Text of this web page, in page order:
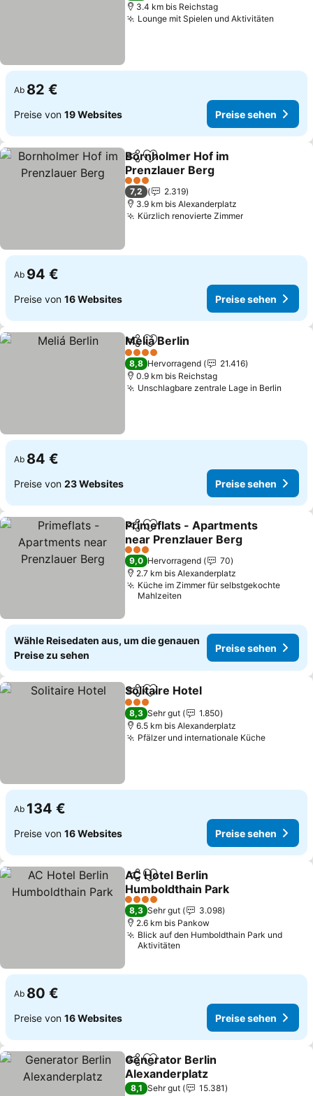
3.4 km bis Reichstag
Lounge mit Spielen und Aktivitäten
Ab 82 €
Preise von 19 Websites Preise sehen
TeilenZu Favoriten hinzufügen
Bornholmer Hof im
Prenzlauer Berg
3 Sterne
7,2
2.319
3.9 km bis Alexanderplatz
Kürzlich renovierte Zimmer
Ab 94 €
Preise von 16 Websites Preise sehen
TeilenZu Favoriten hinzufügen
Meliá Berlin
4 Sterne
8,8 Hervorragend
21.416
0.9 km bis Reichstag
Unschlagbare zentrale Lage in Berlin
Ab 84 €
Preise von 23 Websites Preise sehen
TeilenZu Favoriten hinzufügen
Primeflats - Apartments
near Prenzlauer Berg
3 Sterne
9,0 Hervorragend
70
2.7 km bis Alexanderplatz
Küche im Zimmer für selbstgekochte
Mahlzeiten
Wähle Reisedaten aus, um die genauen
Preise zu sehen
Preise sehen
TeilenZu Favoriten hinzufügen
Solitaire Hotel
3 Sterne
8,3 Sehr gut
1.850
6.5 km bis Alexanderplatz
Pfälzer und internationale Küche
Ab 134 €
Preise von 16 Websites Preise sehen
TeilenZu Favoriten hinzufügen
AC Hotel Berlin
Humboldthain Park
4 Sterne
8,3 Sehr gut
3.098
2.6 km bis Pankow
Blick auf den Humboldthain Park und
Aktivitäten
Ab 80 €
Preise von 16 Websites Preise sehen
TeilenZu Favoriten hinzufügen
Generator Berlin
Alexanderplatz
8,1 Sehr gut
15.381